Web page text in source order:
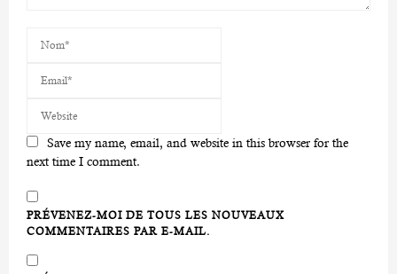
Save my name, email, and website in this browser for the
next time I comment.
PRÉVENEZ-MOI DE TOUS LES NOUVEAUX
COMMENTAIRES PAR E-MAIL.